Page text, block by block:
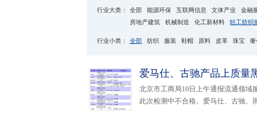
行业大类： 全部 能源环保 互联网信息 文体产业 金融
房地产建筑
机械制造 化工新材料 轻工纺织
行业小类： 全部 纺织 服装 鞋帽 原料 皮革 珠宝 奢
爱马仕、古驰产品上质量
单）
北京市工商局10日上午通报流通领域
此次检测中不合格。爱马仕、古驰、